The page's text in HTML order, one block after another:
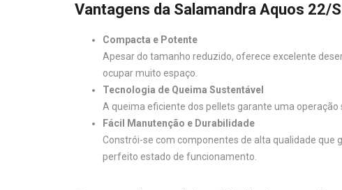
Vantagens da Salamandra Aquos 22/S
Compacta e Potente
Apesar do tamanho reduzido, oferece excelente
ocupar muito espaço.
Tecnologia de Queima Sustentável
A queima eficiente dos pellets garante uma
Fácil Manutenção e Durabilidade
Constrói-se com componentes de alta qualidade
perfeito estado de funcionamento.